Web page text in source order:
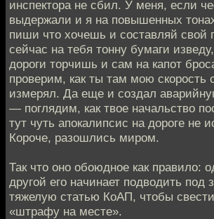
инспектора не сбил. У меня, если
выдержали и я на повышенных
пиши что хочешь и составляй свой
сейчас на тебя тонну бумаги
дороги торчишь и сам на капот
проверим, как ты там мою скорость
измерял. Да еще и создал
— поглядим, как твое начальство
тут чуть апокалипсис на дороге не
Короче, разошлись миром.
Так что оно обоюдное как правило:
другой его начинает подводить под
тяжелую статью КоАП, чтобы
«штрафу на месте».